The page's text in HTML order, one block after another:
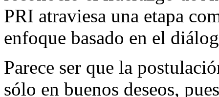
PRI atraviesa una etapa
enfoque basado en el
Parece ser que la
sólo en buenos deseos,